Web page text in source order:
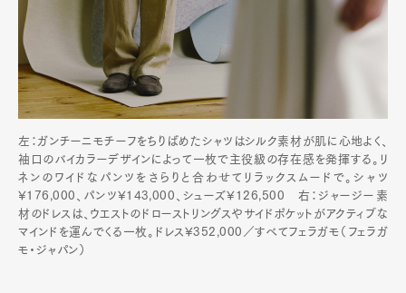
左：ガンチーニモチーフをちりばめたシャツはシルク素材が肌に心地よく、
袖口のバイカラーデザインによって一枚で主役級の存在感を発揮する。リ
ネンのワイドなパンツをさらりと合わせてリラックスムードで。シャツ
¥176,000、パンツ¥143,000、シューズ¥126,500 右：ジャージー素
材のドレスは、ウエストのドローストリングスやサイドポケットがアクティブな
マインドを運んでくる一枚。ドレス¥352,000／すべてフェラガモ（フェラガ
モ・ジャパン）